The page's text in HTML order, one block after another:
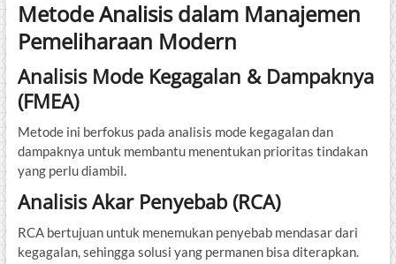
Metode Analisis dalam Manajemen
Pemeliharaan Modern
Analisis Mode Kegagalan & Dampaknya
(FMEA)
Metode ini berfokus pada analisis mode kegagalan dan
dampaknya untuk membantu menentukan prioritas tindakan
yang perlu diambil.
Analisis Akar Penyebab (RCA)
RCA bertujuan untuk menemukan penyebab mendasar dari
kegagalan, sehingga solusi yang permanen bisa diterapkan.